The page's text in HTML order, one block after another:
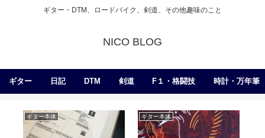
ギター・DTM、ロードバイク、剣道、その他趣味のこと
NICO BLOG
ギター 日記 DTM 剣道 F１・格闘技 時計・万年筆
ギター本体 ギター本体